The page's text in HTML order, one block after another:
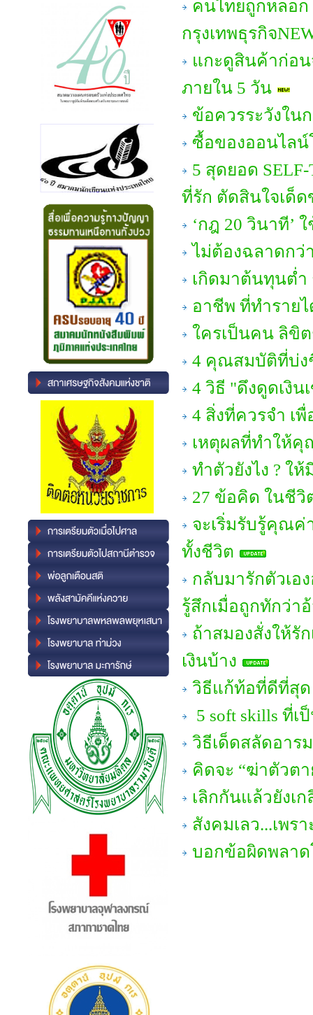
คนไทยถูกหลอก
กรุงเทพธุรกิจ
แกะดูสินค้าก่อน
ภายใน 5 วัน
ข้อควรระวังใน
ซื้อของออนไลน์
5 สุดยอด
ที่รัก ตัดสินใจเด็
‘กฎ 20 วินาที’
ไม่ต้องฉลาดกว่
เกิดมาต้นทุนต่ำ
อาชีพ ที่ทำราย
ใครเป็นคน ลิขิ
4 คุณสมบัติที่บ่
4 วิธี "ดึงดูดเงิ
4 สิ่งที่ควรจำ เ
เหตุผลที่ทำให้
ทำตัวยังไง ? ให้
27 ข้อคิด ในชีวิ
จะเริ่มรับรู้คุณค่
ทั้งชีวิต
กลับมารักตัวเอ
รู้สึกเมื่อถูกทักว่า
ถ้าสมองสั่งให้รั
เงินบ้าง
วิธีแก้ท้อที่ดีที่สุด
5 soft skills ที่
วิธีเด็ดสลัดอาร
คิดจะ “ฆ่าตัวต
เลิกกันแล้วยังเ
สังคมเลว...เพ
บอกข้อผิดพลาด